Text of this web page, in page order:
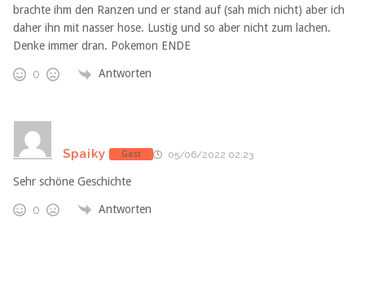
brachte ihm den Ranzen und er stand auf (sah mich nicht) aber ich
daher ihn mit nasser hose. Lustig und so aber nicht zum lachen.
Denke immer dran. Pokemon ENDE
0 Antworten
Spaiky Gast 05/06/2022 02:23
Sehr schöne Geschichte
0 Antworten